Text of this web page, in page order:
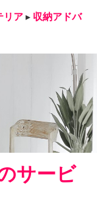
リア ▸ 収納アドバ
サービ